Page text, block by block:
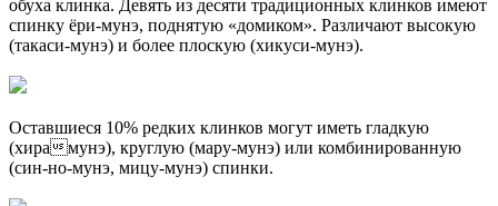
обуха клинка. Девять из десяти традиционных клинков имеют
спинку ёри-мунэ, поднятую «домиком». Различают высокую
(такаси-мунэ) и более плоскую (хикуси-мунэ).
Оставшиеся 10% редких клинков могут иметь гладкую
(хирамунэ), круглую (мару-мунэ) или комбинированную
(син-но-мунэ, мицу-мунэ) спинки.